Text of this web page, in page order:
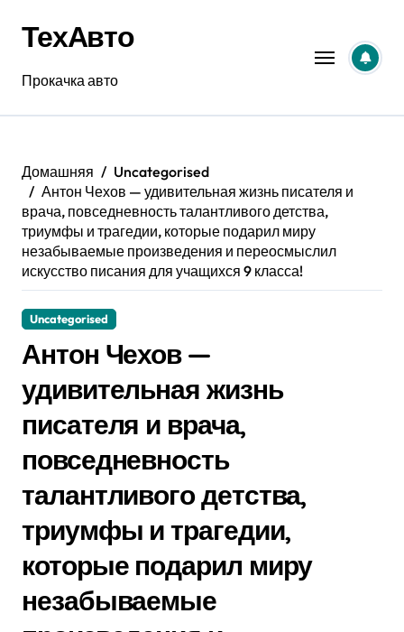
содержанию
ТехАвто
Прокачка авто
Домашняя
Uncategorised
Антон Чехов — удивительная жизнь писателя и
врача, повседневность талантливого детства,
триумфы и трагедии, которые подарил миру
незабываемые произведения и переосмыслил
искусство писания для учащихся 9 класса!
Uncategorised
Антон Чехов —
удивительная жизнь
писателя и врача,
повседневность
талантливого детства,
триумфы и трагедии,
которые подарил миру
незабываемые